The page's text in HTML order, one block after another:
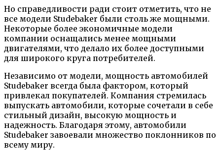
Но справедливости ради стоит отметить, что не
все модели Studebaker были столь же мощными.
Некоторые более экономичные модели
компании оснащались менее мощными
двигателями, что делало их более доступными
для широкого круга потребителей.
Независимо от модели, мощность автомобилей
Studebaker всегда была фактором, который
привлекал покупателей. Компания стремилась
выпускать автомобили, которые сочетали в себе
стильный дизайн, высокую мощность и
надежность. Благодаря этому, автомобили
Studebaker завоевали множество поклонников по
всему миру.